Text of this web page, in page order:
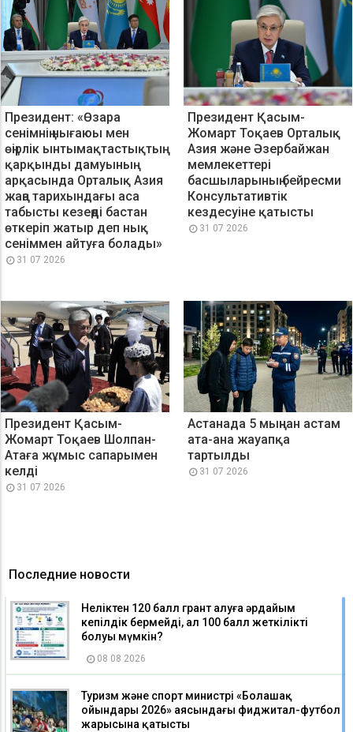
Президент: «Өзара
сенімнің нығаюы мен
өңірлік ынтымақтастықтың
қарқынды дамуының
арқасында Орталық Азия
жаңа тарихындағы аса
табысты кезеңді бастан
өткеріп жатыр деп нық
сеніммен айтуға болады»
31 07 2026
Президент Қасым-
Жомарт Тоқаев Орталық
Азия және Әзербайжан
мемлекеттері
басшыларының бейресми
Консультативтік
кездесуіне қатысты
31 07 2026
Президент Қасым-
Жомарт Тоқаев Шолпан-
Атаға жұмыс сапарымен
келді
31 07 2026
Астанада 5 мыңнан астам
ата-ана жауапқа
тартылды
31 07 2026
Последние новости
Неліктен 120 балл грант алуға әрдайым
кепілдік бермейді, ал 100 балл жеткілікті
болуы мүмкін?
08 08 2026
Туризм және спорт министрі «Болашақ
ойындары 2026» аясындағы фиджитал-футбол
жарысына қатысты